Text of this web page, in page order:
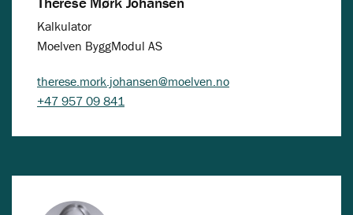
Kalkulator
Moelven ByggModul AS
therese.mork.johansen@moelven.no
+47 957 09 841